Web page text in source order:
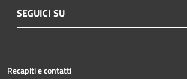
SEGUICI SU
Recapiti e contatti